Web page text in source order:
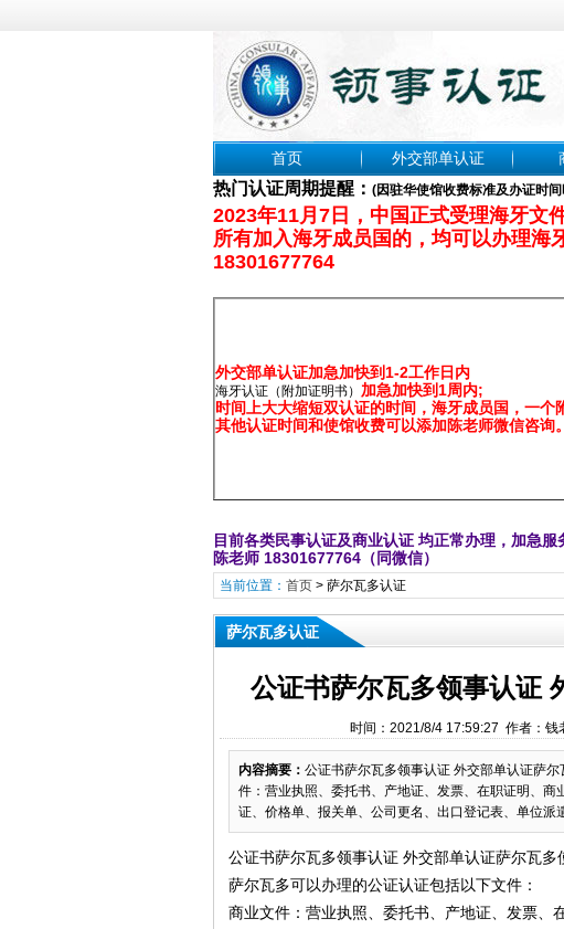
首页 外交部单认证
热门认证周期提醒： (因驻华使馆收费标准及办证时
2023年11月7日，中国正式受理海牙文
所有加入海牙成员国的，均可以办理海
18301677764
外交部单认证加急加快到1-2工作日内
海牙认证（附加证明书） 加急加快到1周内;
时间上大大缩短双认证的时间，海牙成员国，一
其他认证时间和使馆收费可以添加陈老师微信咨询。
目前各类民事认证及商业认证 均正常办理，加急服
陈老师 18301677764（同微信）
当前位置： 首页> 萨尔瓦多认证
萨尔瓦多认证
公证书萨尔瓦多领事认证
时间：2021/8/4 17:59:27 作者：
内容摘要： 公证书萨尔瓦多领事认证 外交部单认证萨
件：营业执照、委托书、产地证、发票、在职证明、
证、价格单、报关单、公司更名、出口登记表、单位派
公证书萨尔瓦多领事认证 外交部单认证萨尔瓦多
萨尔瓦多可以办理的公证认证包括以下文件：
商业文件：营业执照、委托书、产地证、发票、